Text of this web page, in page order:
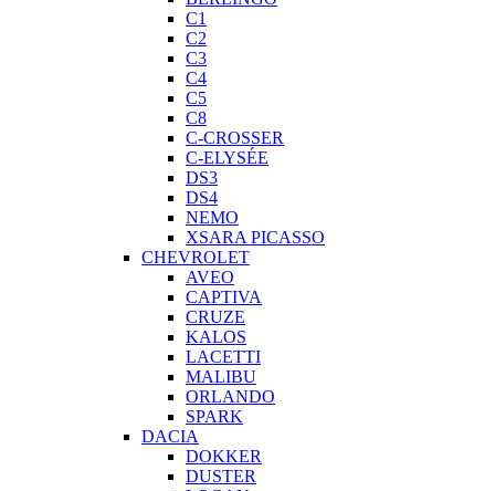
C1
C2
C3
C4
C5
C8
C-CROSSER
C-ELYSÉE
DS3
DS4
NEMO
XSARA PICASSO
CHEVROLET
AVEO
CAPTIVA
CRUZE
KALOS
LACETTI
MALIBU
ORLANDO
SPARK
DACIA
DOKKER
DUSTER